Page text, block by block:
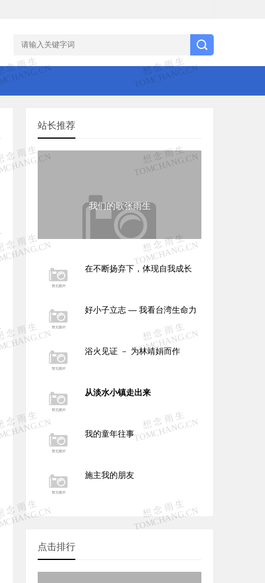
站长推荐
我们的歌张雨生
在不断扬弃下，体现自我成长
好小子立志 — 我看台湾生命力
浴火见证 － 为林靖娟而作
从淡水小镇走出来
我的童年往事
施主我的朋友
点击排行